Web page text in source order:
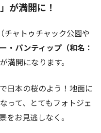
が満開に！
チャトゥチャック公園や
・パンティップ（和名：
満開になります。
日本の桜のよう！地面に
って、とてもフォトジェ
をお見逃しなく。